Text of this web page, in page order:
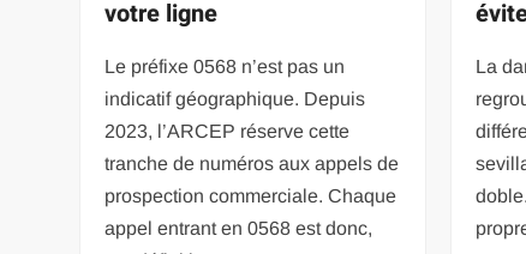
votre ligne
Le préfixe 0568 n’est pas un
indicatif géographique. Depuis
2023, l’ARCEP réserve cette
tranche de numéros aux appels de
prospection commerciale. Chaque
appel entrant en 0568 est donc,
La